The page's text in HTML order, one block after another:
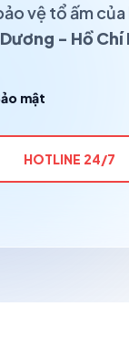
vệ tổ ấm
- Hồ Chí
mật
HOTLINE 24/7